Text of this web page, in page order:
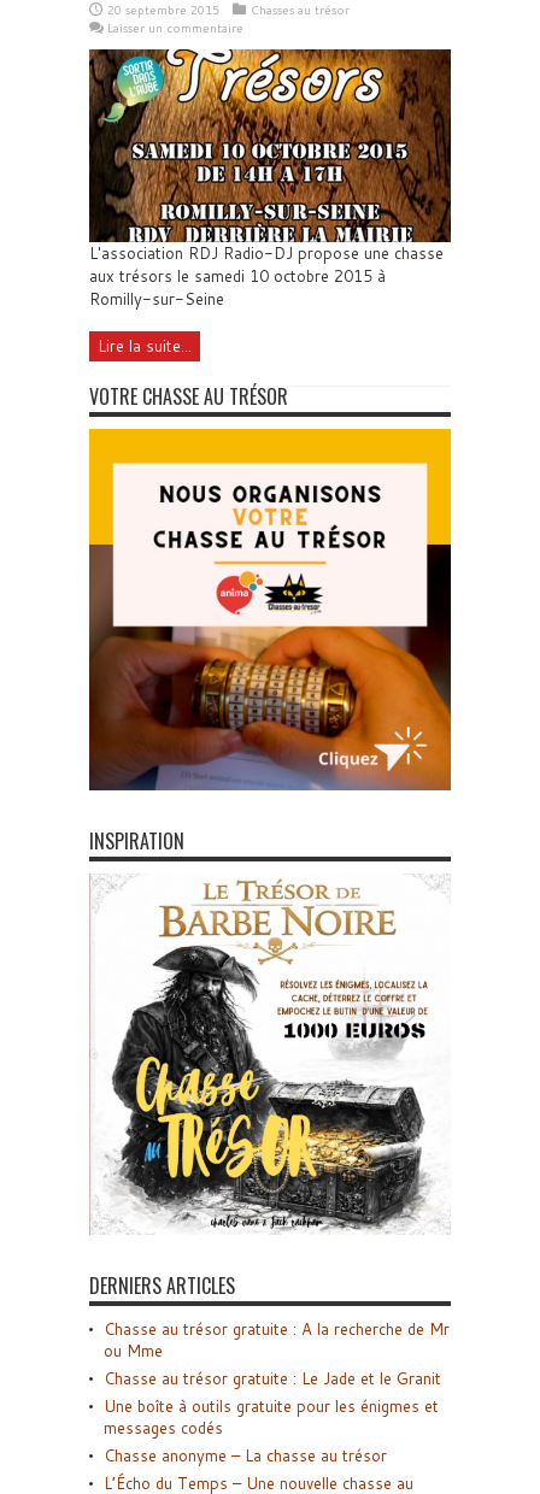
20 septembre 2015
Chasses au trésor
Laisser un commentaire
L'association RDJ Radio-DJ propose une chasse
aux trésors le samedi 10 octobre 2015 à
Romilly-sur-Seine
Lire la suite...
VOTRE CHASSE AU TRÉSOR
INSPIRATION
DERNIERS ARTICLES
Chasse au trésor gratuite : A la recherche de Mr
ou Mme
Chasse au trésor gratuite : Le Jade et le Granit
Une boîte à outils gratuite pour les énigmes et
messages codés
Chasse anonyme – La chasse au trésor
L’Écho du Temps – Une nouvelle chasse au